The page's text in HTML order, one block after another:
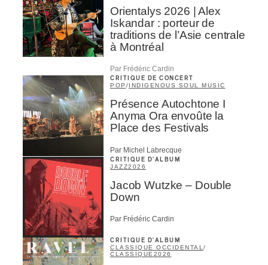
Orientalys 2026 | Alex
Iskandar : porteur de
traditions de l’Asie centrale
à Montréal
Par Frédéric Cardin
CRITIQUE DE CONCERT
POP /INDIGENOUS SOUL MUSIC
Présence Autochtone I
Anyma Ora envoûte la
Place des Festivals
Par Michel Labrecque
CRITIQUE D'ALBUM
JAZZ2026
Jacob Wutzke – Double
Down
Par Frédéric Cardin
CRITIQUE D'ALBUM
CLASSIQUE OCCIDENTAL /
CLASSIQUE 2026